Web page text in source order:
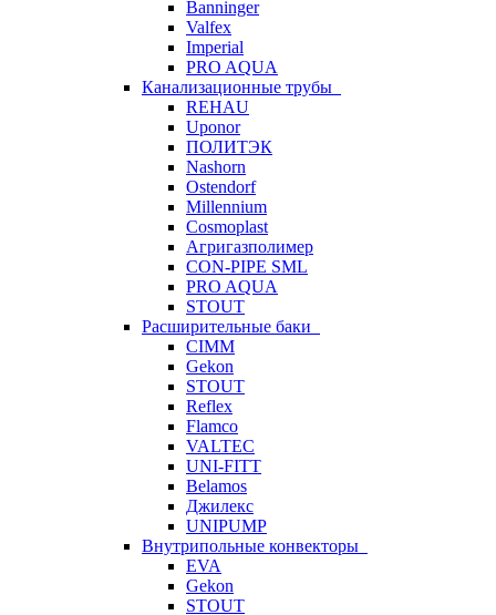
Banninger
Valfex
Imperial
PRO AQUA
Канализационные трубы
REHAU
Uponor
ПОЛИТЭК
Nashorn
Ostendorf
Millennium
Cosmoplast
Агригазполимер
CON-PIPE SML
PRO AQUA
STOUT
Расширительные баки
CIMM
Gekon
STOUT
Reflex
Flamco
VALTEC
UNI-FITT
Belamos
Джилекс
UNIPUMP
Внутрипольные конвекторы
EVA
Gekon
STOUT